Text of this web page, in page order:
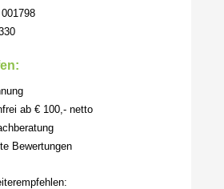
001798
ab € 100,- netto
Bewertungen